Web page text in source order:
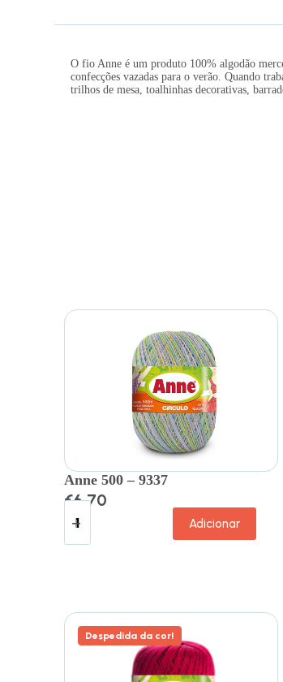
O fio Anne é um produto 100% algodão
confecções vazadas para o verão. Quando
trilhos de mesa, toalhinhas decorativas,
Anne 500 – 9337
€6.70
Adicionar
Despedida da cor!